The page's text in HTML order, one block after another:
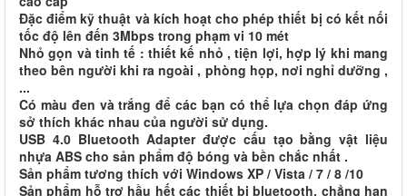
Đặc điểm kỹ thuật và kích hoạt cho phép thiết bị có kết nối
tốc độ lên đến 3Mbps trong phạm vi 10 mét
Nhỏ gọn và tinh tế : thiết kế nhỏ , tiện lợi, hợp lý khi mang
theo bên người khi ra ngoài , phòng họp, nơi nghỉ dưỡng ,
...
Có màu đen và trắng để các bạn có thể lựa chọn đáp ứng
sở thích khác nhau của người sử dụng.
USB 4.0 Bluetooth Adapter được cấu tạo bằng vật liệu
nhựa ABS cho sản phẩm độ bóng và bền chắc nhất .
Sản phẩm tương thích với Windows XP / Vista / 7 / 8 /10
Sản phẩm hỗ trợ hầu hết các thiết bị bluetooth, chẳng hạn